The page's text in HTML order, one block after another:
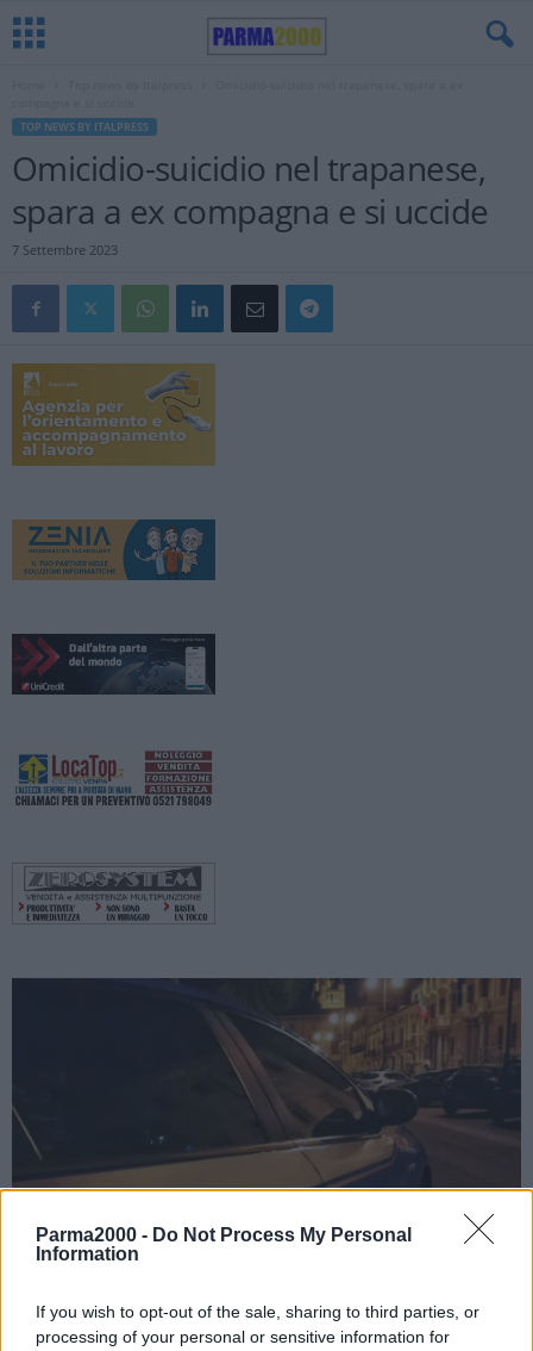
Parma2000 - Do Not Process My Personal
Information
If you wish to opt-out of the sale, sharing to third parties, or
processing of your personal or sensitive information for
TOP NEWS BY ITALPRESS
Omicidio-suicidio nel trapanese,
spara a ex compagna e si uccide
7 Settembre 2023